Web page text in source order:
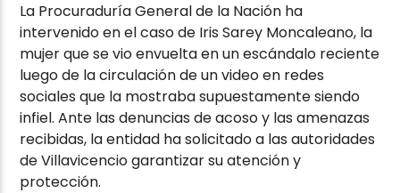
La Procuraduría General de la Nación ha
intervenido en el caso de Iris Sarey Moncaleano, la
mujer que se vio envuelta en un escándalo reciente
luego de la circulación de un video en redes
sociales que la mostraba supuestamente siendo
infiel. Ante las denuncias de acoso y las amenazas
recibidas, la entidad ha solicitado a las autoridades
de Villavicencio garantizar su atención y
protección.